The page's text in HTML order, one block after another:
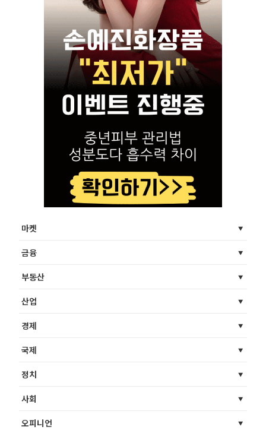
마켓
금융
부동산
산업
경제
국제
정치
사회
오피니언